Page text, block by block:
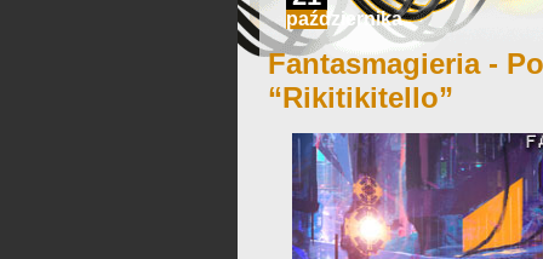
października
Fantasmagieria -
“Rikitikitello”